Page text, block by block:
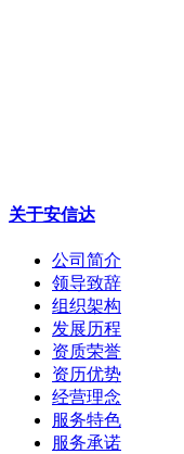
关于安信达
公司简介
领导致辞
组织架构
发展历程
资质荣誉
资历优势
经营理念
服务特色
服务承诺